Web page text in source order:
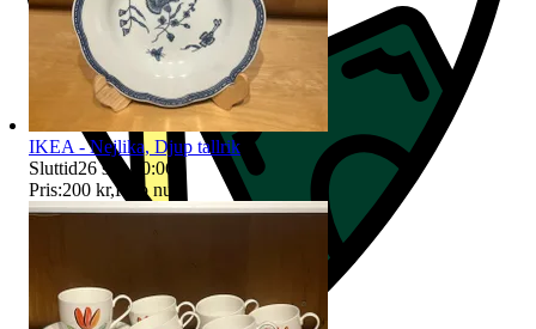
IKEA - Nejlika, Djup tallrik
Sluttid26 sep 20:06
Pris:200 kr,Köp nu